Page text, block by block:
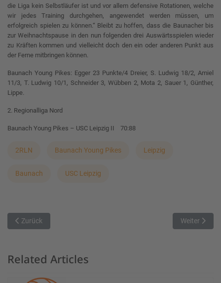
die Liga kein Selbstläufer ist und vor allem defensive Rotationen, welche
wir jedes Training durchgehen, angewendet werden müssen, um
erfolgreich spielen zu können.“ Bleibt zu hoffen, dass die Baunacher bis
zur Weihnachtspause in den nun folgenden drei Auswärtsspielen wieder
zu Kräften kommen und vielleicht doch den ein oder anderen Punkt aus
der Ferne mitbringen können.
Baunach Young Pikes: Egger 23 Punkte/4 Dreier, S. Ludwig 18/2, Amiel
11/3, T. Ludwig 10/1, Schneider 3, Wübben 2, Mota 2, Sauer 1, Günther,
Lippe.
2. Regionalliga Nord
Baunach Young Pikes – USC Leipzig II 70:88
2RLN Baunach Young Pikes Leipzig
Baunach USC Leipzig
Vorheriger Beitrag: Eggolsheimer Korbjäger spielen am
Zurück Nächster
Weiter
Related Articles